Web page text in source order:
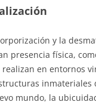
y la
presencia física,
en entornos
inmateriales
mundo, la